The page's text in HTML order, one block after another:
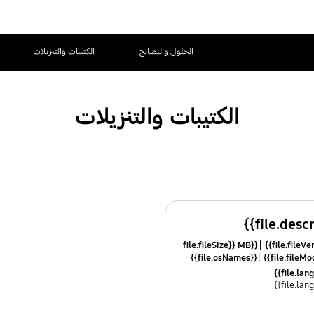
الحلول والنصائح الكتيبات والتنزيلات
الكتيبات والتنزيلات
{{file.fileSize}} MB
{{file.osNames}}